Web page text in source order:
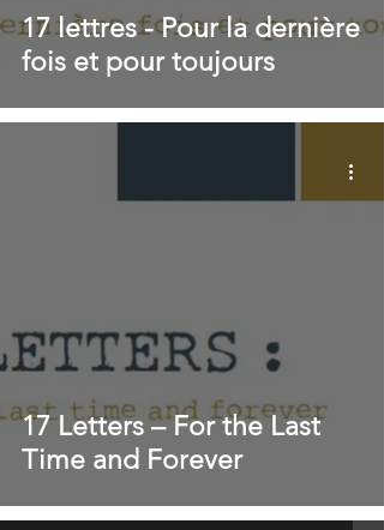
17 lettres - Pour la dernière
fois et pour toujours
17 Letters – For the Last
Time and Forever